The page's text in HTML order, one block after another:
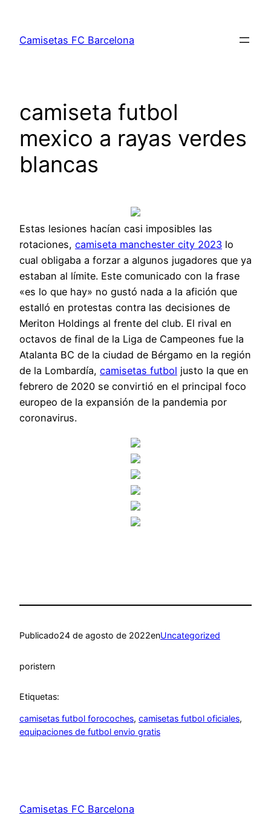
contenido
Camisetas FC Barcelona
camiseta futbol
mexico a rayas verdes
blancas
Estas lesiones hacían casi imposibles las
rotaciones, camiseta manchester city 2023 lo
cual obligaba a forzar a algunos jugadores que ya
estaban al límite. Este comunicado con la frase
«es lo que hay» no gustó nada a la afición que
estalló en protestas contra las decisiones de
Meriton Holdings al frente del club. El rival en
octavos de final de la Liga de Campeones fue la
Atalanta BC de la ciudad de Bérgamo en la región
de la Lombardía, camisetas futbol justo la que en
febrero de 2020 se convirtió en el principal foco
europeo de la expansión de la pandemia por
coronavirus.
Publicado24 de agosto de 2022enUncategorized
poristern
Etiquetas:
camisetas futbol forocoches, camisetas futbol oficiales
equipaciones de futbol envio gratis
Camisetas FC Barcelona